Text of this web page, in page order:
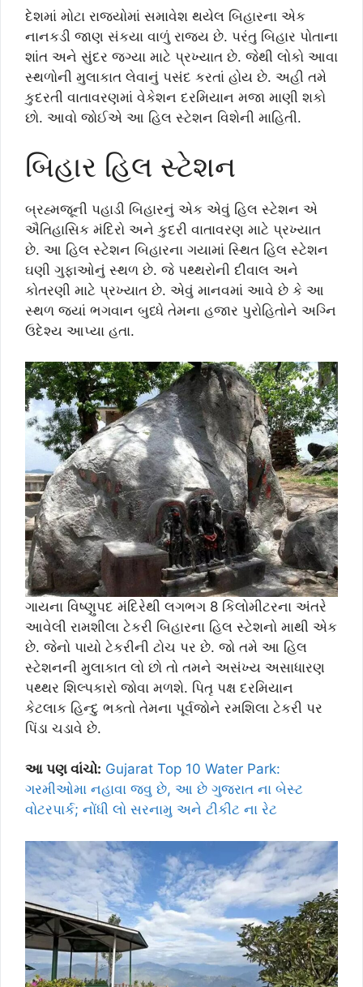
દેશમાં મોટા રાજ્યોમાં સમાવેશ થયેલ બિહારના એક
નાનકડી જાણ સંકયા વાળું રાજ્ય છે. પરંતુ બિહાર પોતાના
શાંત અને સુંદર જગ્યા માટે પ્રખ્યાત છે. જેથી લોકો આવા
સ્થળોની મુલાકાત લેવાનું પસંદ કરતાં હોય છે. અહી તમે
કુદરતી વાતાવરણમાં વેકેશન દરમિયાન મજા માણી શકો
છો. આવો જોઈએ આ હિલ સ્ટેશન વિશેની માહિતી.
બિહાર હિલ સ્ટેશન
બ્રહ્મજૂની પહાડી બિહારનું એક એવું હિલ સ્ટેશન એ
ઐતિહાસિક મંદિરો અને કુદરી વાતાવરણ માટે પ્રખ્યાત
છે. આ હિલ સ્ટેશન બિહારના ગયામાં સ્થિત હિલ સ્ટેશન
ઘણી ગુફાઓનું સ્થળ છે. જે પથ્થરોની દીવાલ અને
કોતરણી માટે પ્રખ્યાત છે. એવું માનવમાં આવે છે કે આ
સ્થળ જ્યાં ભગવાન બુધ્ધે તેમના હજાર પુરોહિતોને અગ્નિ
ઉદેશ્ય આપ્યા હતા.
ગાયના વિષ્ણુપદ મંદિરેથી લગભગ 8 કિલોમીટરના અંતરે
આવેલી રામશીલા ટેકરી બિહારના હિલ સ્ટેશનો માથી એક
છે. જેનો પાયો ટેકરીની ટોચ પર છે. જો તમે આ હિલ
સ્ટેશનની મુલાકાત લો છો તો તમને અસંખ્ય અસાધારણ
પથ્થર શિલ્પકારો જોવા મળશે. પિતૃ પક્ષ દરમિયાન
કેટલાક હિન્દુ ભક્તો તેમના પૂર્વજોને રમશિલા ટેકરી પર
પિંડા ચડાવે છે.
આ પણ વાંચો: Gujarat Top 10 Water Park:
ગરમીઓમા નહાવા જવુ છે, આ છે ગુજરાત ના બેસ્ટ
વોટરપાર્ક; નોંધી લો સરનામુ અને ટીકીટ ના રેટ